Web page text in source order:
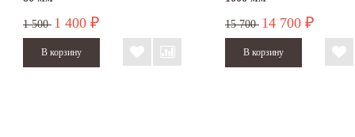
1 500 1 400 ₽ 15 700 14 700 ₽